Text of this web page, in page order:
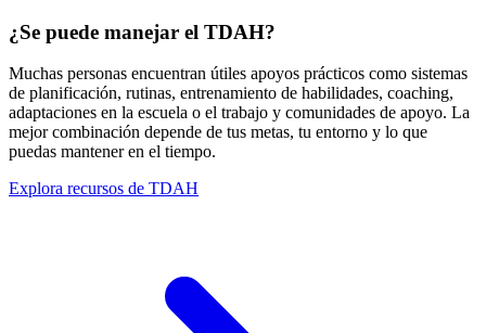
¿Se puede manejar el TDAH?
Muchas personas encuentran útiles apoyos prácticos como sistemas
de planificación, rutinas, entrenamiento de habilidades, coaching,
adaptaciones en la escuela o el trabajo y comunidades de apoyo. La
mejor combinación depende de tus metas, tu entorno y lo que
puedas mantener en el tiempo.
Explora recursos de TDAH